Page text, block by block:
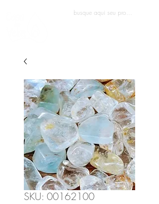
SKU: 00162100